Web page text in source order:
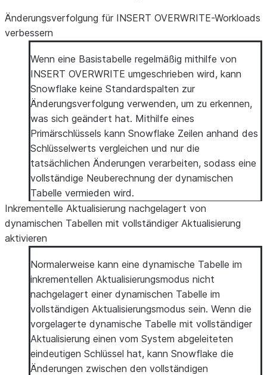
Änderungsverfolgung für INSERT OVERWRITE-Workloads
verbessern
Wenn eine Basistabelle regelmäßig mithilfe von
INSERT OVERWRITE umgeschrieben wird, kann
Snowflake keine Standardspalten zur
Änderungsverfolgung verwenden, um zu erkennen,
was sich geändert hat. Mithilfe eines
Primärschlüssels kann Snowflake Zeilen anhand des
Schlüsselwerts vergleichen und nur die
tatsächlichen Änderungen verarbeiten, sodass eine
vollständige Neuberechnung der dynamischen
Tabelle vermieden wird.
Inkrementelle Aktualisierung nachgelagert von
dynamischen Tabellen mit vollständiger Aktualisierung
aktivieren
Normalerweise kann eine dynamische Tabelle im
inkrementellen Aktualisierungsmodus nicht
nachgelagert einer dynamischen Tabelle im
vollständigen Aktualisierungsmodus sein. Wenn die
vorgelagerte dynamische Tabelle mit vollständiger
Aktualisierung einen vom System abgeleiteten
eindeutigen Schlüssel hat, kann Snowflake die
Änderungen zwischen den vollständigen